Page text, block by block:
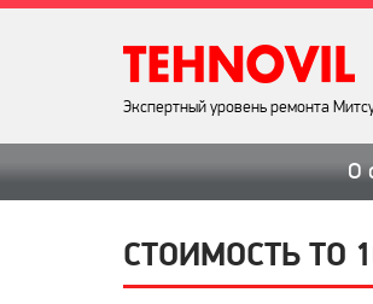
Экспертный уровень ремонта
О
СТОИМОСТЬ ТО